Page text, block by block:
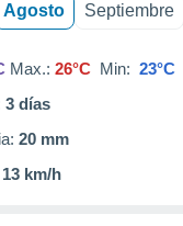
Agosto Septiembre
Max.: 26°C Min: 23°C
3 días
20 mm
13 km/h